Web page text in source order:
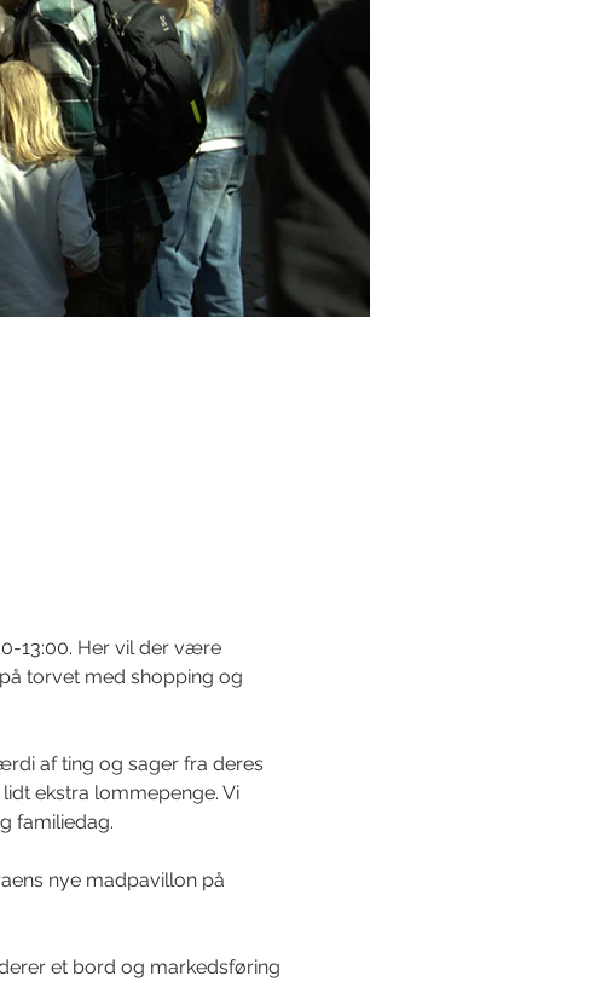
13:00. Her vil der være
torvet med shopping og
af ting og sager fra deres
ekstra lommepenge. Vi
familiedag.
nye madpavillon på
et bord og markedsføring